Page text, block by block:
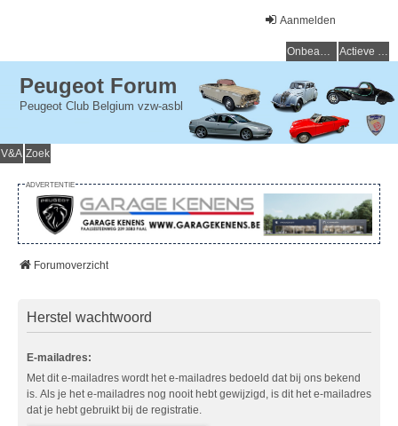
Aanmelden
Onbeantwoorde onderwerpen Actieve onderwerpen
Peugeot Forum
Peugeot Club Belgium vzw-asbl
V&A Zoek
ADVERTENTIE
Forumoverzicht
Herstel wachtwoord
E-mailadres:
Met dit e-mailadres wordt het e-mailadres bedoeld dat bij ons bekend
is. Als je het e-mailadres nog nooit hebt gewijzigd, is dit het e-mailadres
dat je hebt gebruikt bij de registratie.